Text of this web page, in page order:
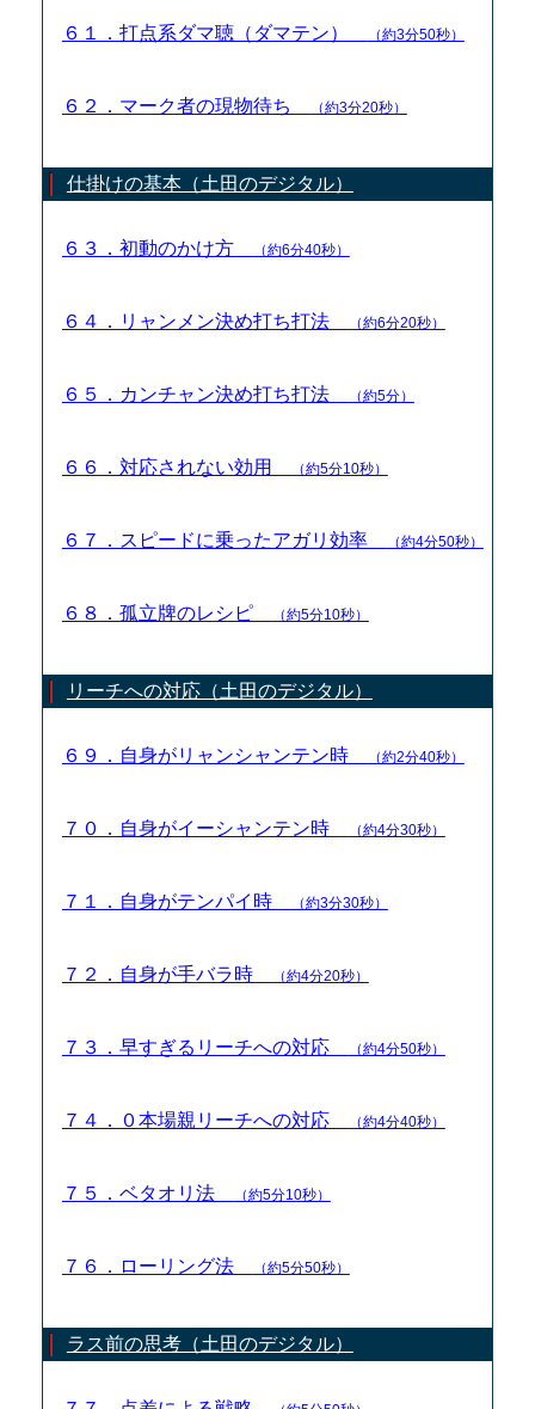
６１．打点系ダマ聴（ダマテン） （約3分50秒）
６２．マーク者の現物待ち （約3分20秒）
仕掛けの基本（土田のデジタル）
６３．初動のかけ方 （約6分40秒）
６４．リャンメン決め打ち打法 （約6分20秒）
６５．カンチャン決め打ち打法 （約5分）
６６．対応されない効用 （約5分10秒）
６７．スピードに乗ったアガリ効率 （約4分50秒）
６８．孤立牌のレシピ （約5分10秒）
リーチへの対応（土田のデジタル）
６９．自身がリャンシャンテン時 （約2分40秒）
７０．自身がイーシャンテン時 （約4分30秒）
７１．自身がテンパイ時 （約3分30秒）
７２．自身が手バラ時 （約4分20秒）
７３．早すぎるリーチへの対応 （約4分50秒）
７４．０本場親リーチへの対応 （約4分40秒）
７５．ベタオリ法 （約5分10秒）
７６．ローリング法 （約5分50秒）
ラス前の思考（土田のデジタル）